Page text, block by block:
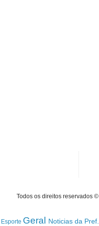
Todos os direitos reservados
Esporte Geral Noticias da